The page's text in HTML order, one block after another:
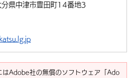
中津市豊田町14番地3
はAdobe社の無償のソフトウェア「Ado